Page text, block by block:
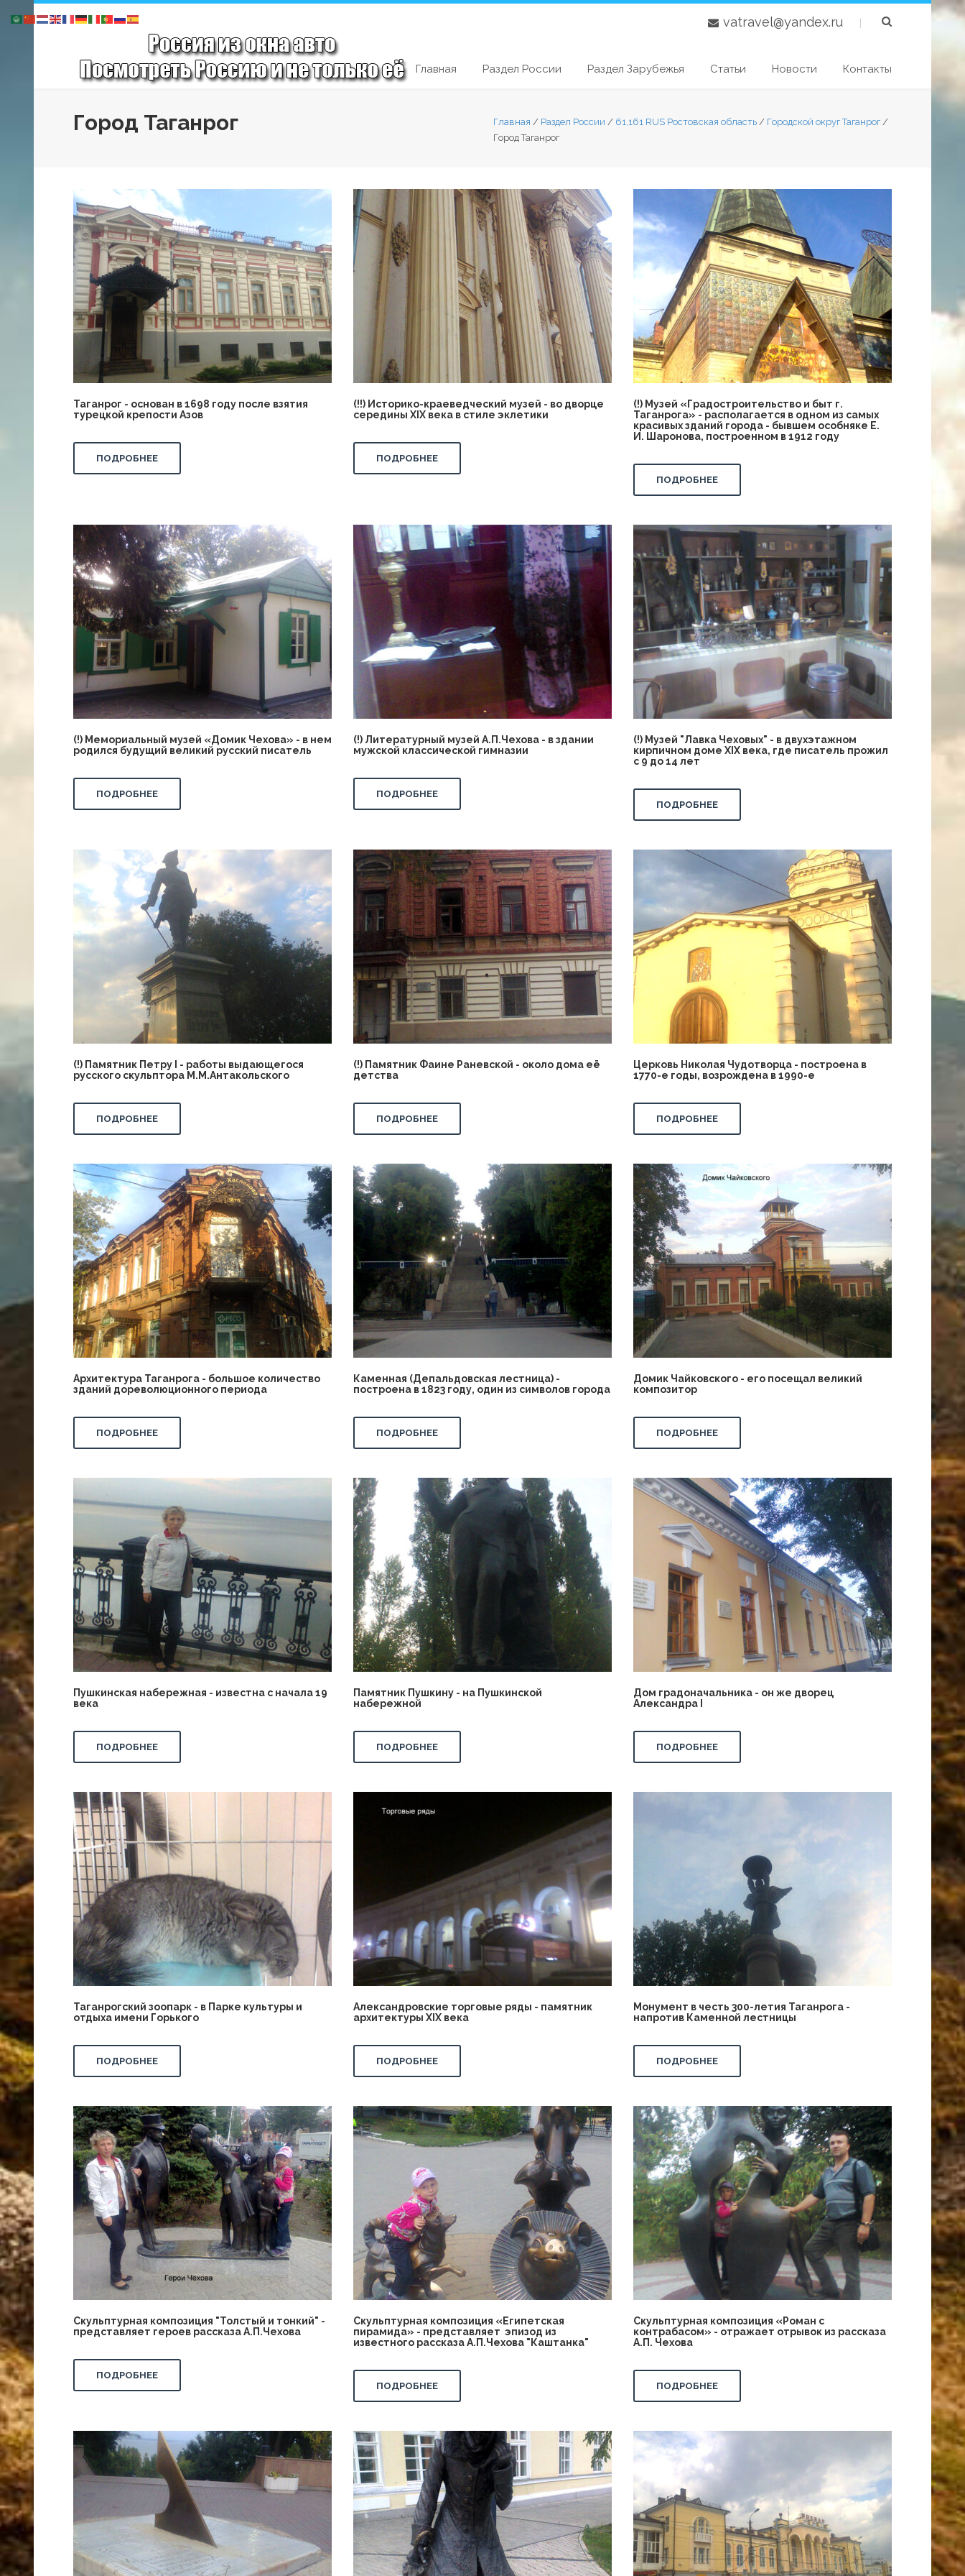
vatravel@yandex.ru |
Главная Раздел России Раздел Зарубежья Статьи Новости Контакты
Город Таганрог Главная / Раздел России / 61,161 RUS Ростовская область / Городской округ Таганрог /
Город Таганрог
Таганрог - основан в 1698 году после взятия
турецкой крепости Азов
ПОДРОБНЕЕ
(!!) Историко-краеведческий музей - во дворце
середины XIX века в стиле эклетики
ПОДРОБНЕЕ
(!) Музей «Градостроительство и быт г.
Таганрога» - располагается в одном из самых
красивых зданий города - бывшем особняке Е.
И. Шаронова, построенном в 1912 году
ПОДРОБНЕЕ
(!) Мемориальный музей «Домик Чехова» - в нем
родился будущий великий русский писатель
ПОДРОБНЕЕ
(!) Литературный музей А.П.Чехова - в здании
мужской классической гимназии
ПОДРОБНЕЕ
(!) Музей "Лавка Чеховых" - в двухэтажном
кирпичном доме XIX века, где писатель прожил
с 9 до 14 лет
ПОДРОБНЕЕ
(!) Памятник Петру I - работы выдающегося
русского скульптора М.М.Антакольского
ПОДРОБНЕЕ
(!) Памятник Фаине Раневской - около дома её
детства
ПОДРОБНЕЕ
Церковь Николая Чудотворца - построена в
1770-е годы, возрождена в 1990-е
ПОДРОБНЕЕ
Архитектура Таганрога - большое количество
зданий дореволюционного периода
ПОДРОБНЕЕ
Каменная (Депальдовская лестница) -
построена в 1823 году, один из символов города
ПОДРОБНЕЕ
Домик Чайковского - его посещал великий
композитор
ПОДРОБНЕЕ
Пушкинская набережная - известна с начала 19
века
ПОДРОБНЕЕ
Памятник Пушкину - на Пушкинской
набережной
ПОДРОБНЕЕ
Дом градоначальника - он же дворец
Александра I
ПОДРОБНЕЕ
Таганрогский зоопарк - в Парке культуры и
отдыха имени Горького
ПОДРОБНЕЕ
Александровские торговые ряды - памятник
архитектуры XIX века
ПОДРОБНЕЕ
Монумент в честь 300-летия Таганрога -
напротив Каменной лестницы
ПОДРОБНЕЕ
Скульптурная композиция "Толстый и тонкий" -
представляет героев рассказа А.П.Чехова
ПОДРОБНЕЕ
Скульптурная композиция «Египетская
пирамида» - представляет эпизод из
известного рассказа А.П.Чехова "Каштанка"
ПОДРОБНЕЕ
Скульптурная композиция «Роман с
контрабасом» - отражает отрывок из рассказа
А.П. Чехова
ПОДРОБНЕЕ